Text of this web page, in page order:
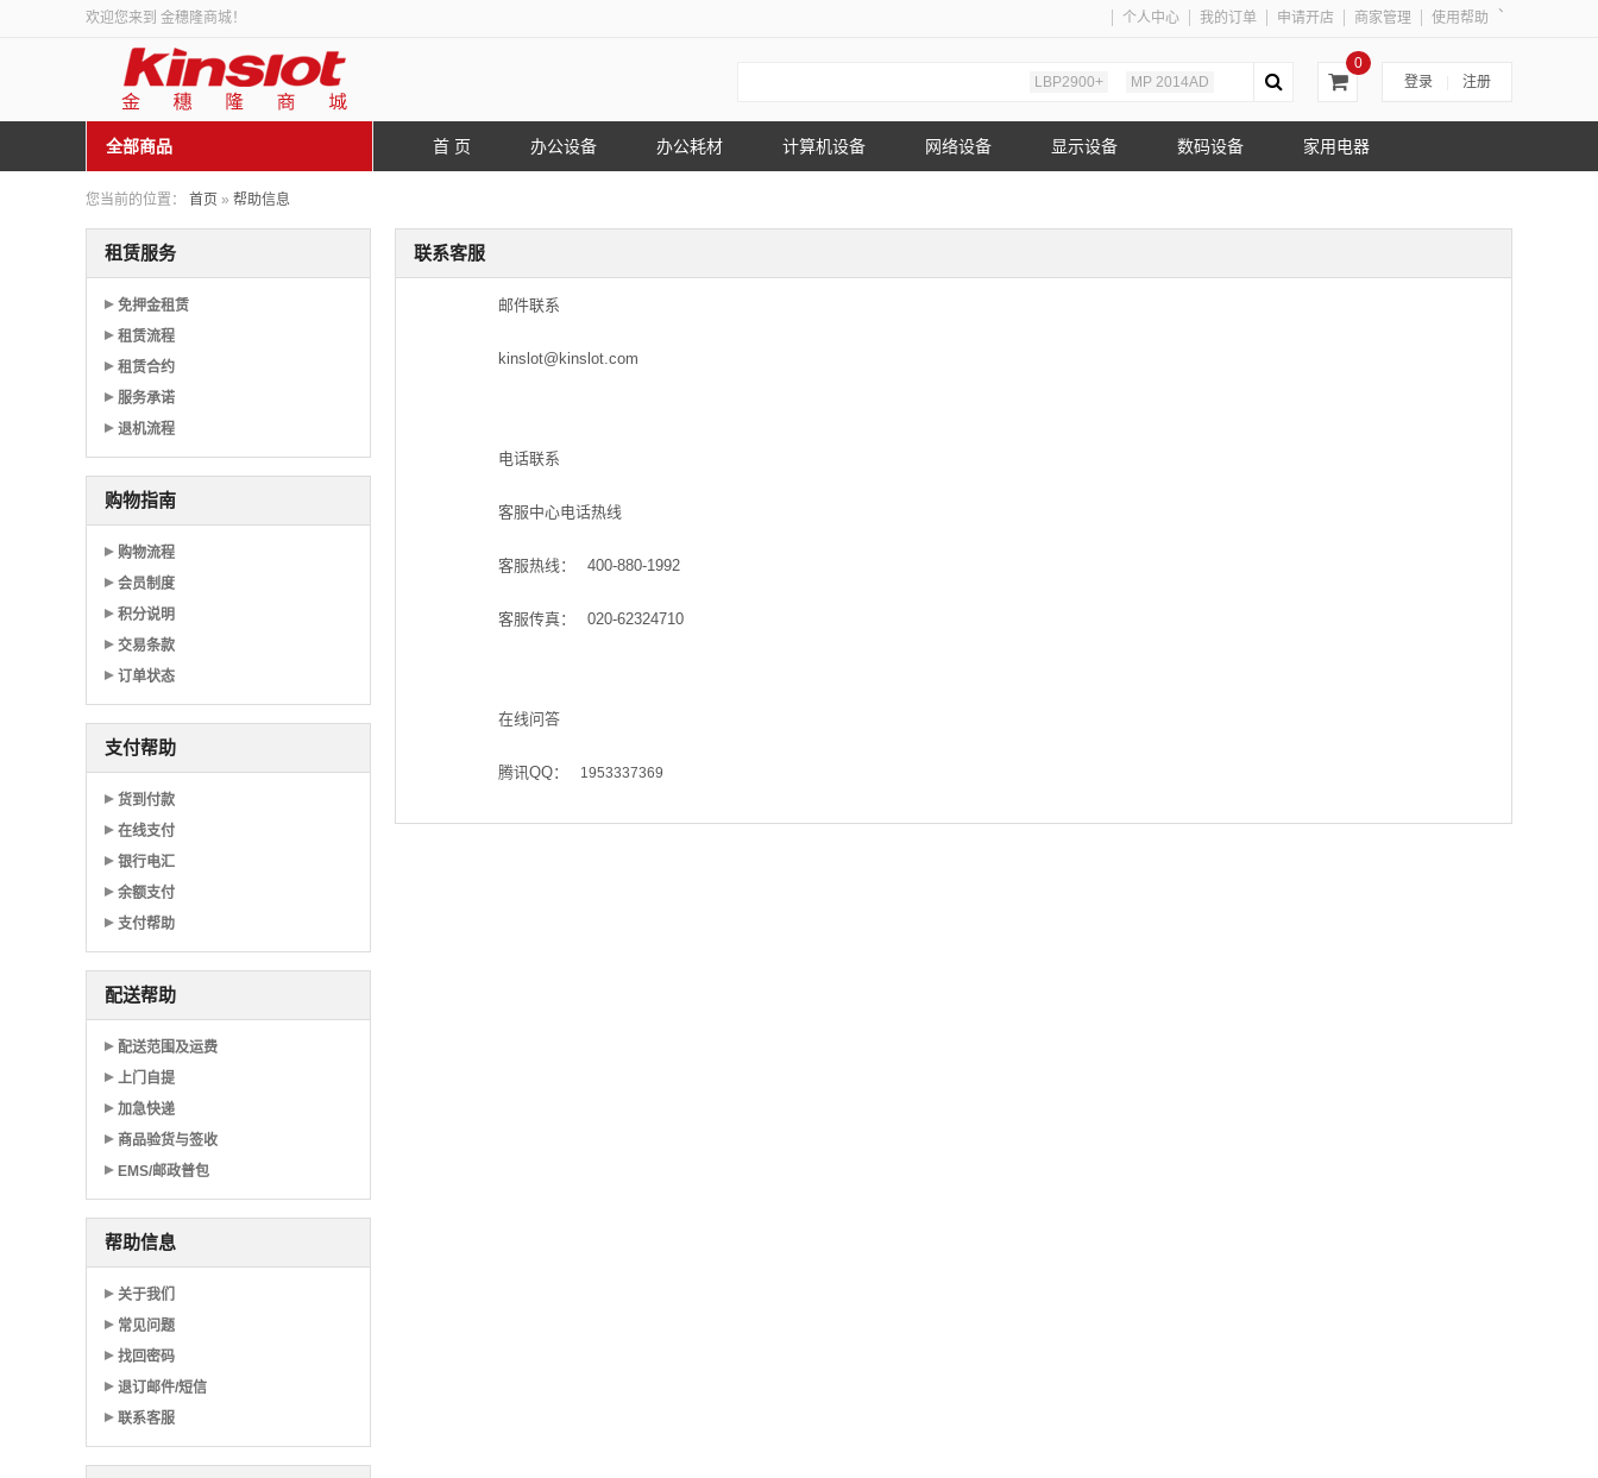
欢迎您来到 金穗隆商城！ 个人中心
、
我的订单 申请开店 商家管理 使用帮助
登录 注册
0
LBP2900+
MP 2014AD
全部商品 首 页 办公设备 办公耗材 计算机设备 网络设备 显示设备 数码设备 家用电器
您当前的位置： 首页 » 帮助信息
联系客服
邮件联系
kinslot@kinslot.com
电话联系
客服中心电话热线
客服热线： 400-880-1992
客服传真： 020-62324710
在线问答
腾讯QQ： 1953337369
租赁服务
免押金租赁
租赁流程
租赁合约
服务承诺
退机流程
购物指南
购物流程
会员制度
积分说明
交易条款
订单状态
支付帮助
货到付款
在线支付
银行电汇
余额支付
支付帮助
配送帮助
配送范围及运费
上门自提
加急快递
商品验货与签收
EMS/邮政普包
帮助信息
关于我们
常见问题
找回密码
退订邮件/短信
联系客服